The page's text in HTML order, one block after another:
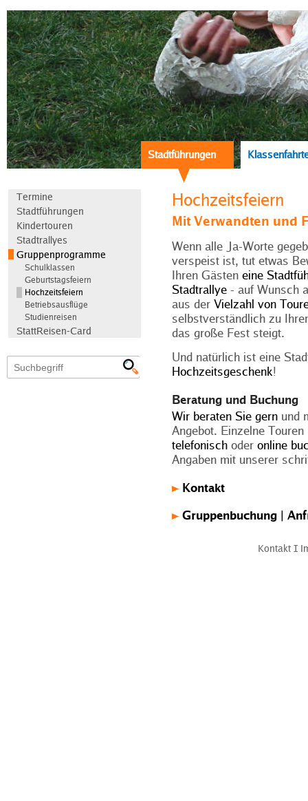
Stadtführungen
Termine
Stadtführungen
Kindertouren
Stadtrallyes
Gruppenprogramme
Schulklassen
Geburtstagsfeiern
Hochzeitsfeiern
Betriebsausflüge
Studienreisen
StattReisen-Card
Hochzeitsfeiern
Mit Verwandten und
Wenn alle Ja-Worte
verspeist ist, tut etwas
Ihren Gästen eine
Stadtrallye- auf Wunsch
aus der Vielzahl von
selbstverständlich zu
das große Fest steigt.
Und natürlich ist eine
Hochzeitsgeschenk!
Beratung und Buchung
Wir beraten Sie gernund
Angebot. Einzelne
telefonischoder online
Angaben mit unserer
Kontakt
Gruppenbuchung |
Kontakt Ι